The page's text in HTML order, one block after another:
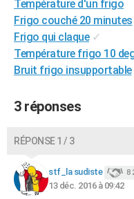
Destinations
City break
Voyage nature
Voyage de noces
Forum
Climat
+PHOTO
GUIDES D'ACHAT
BONS PLANS
CARTE DE VOEUX
COPAINS D'AVANT
Température d'un frigo
Frigo couché 20 minutes
Frigo qui claque ✓
Température frigo 10
Bruit frigo insupportable
3 réponses
RÉPONSE 1 / 3
stf_la sudiste 8
13 déc. 2016 à 09:42